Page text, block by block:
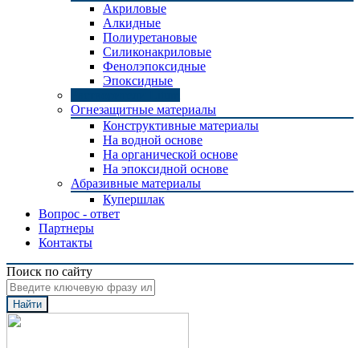
Акриловые
Алкидные
Полиуретановые
Силиконакриловые
Фенолэпоксидные
Эпоксидные
Огнезащитные материалы
Конструктивные материалы
На водной основе
На органической основе
На эпоксидной основе
Абразивные материалы
Купершлак
Вопрос - ответ
Партнеры
Контакты
Поиск по сайту
Найти